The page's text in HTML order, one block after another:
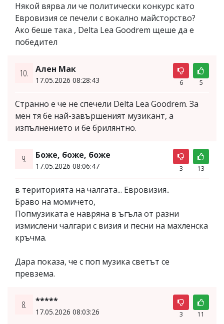
Някой вярва ли че политически конкурс като
Евровизия се печели с вокално майсторство?
Ако беше така , Delta Lea Goodrem щеше да е
победител
10. Ален Мак
17.05.2026 08:28:43 6 5
Странно е че не спечели Delta Lea Goodrem. За
мен тя бе най-завършеният музикант, а
изпълнението и бе брилянтно.
9. Боже, боже, боже
17.05.2026 08:06:47 3 13
в територията на чалгата... Евровизия..
Браво на момичето,
Попмузиката е навряна в ъгъла от разни
измислени чалгари с визия и песни на махленска
кръчма.
Дара показа, че с поп музика светът се
превзема.
8. *****
17.05.2026 08:03:26 3 11